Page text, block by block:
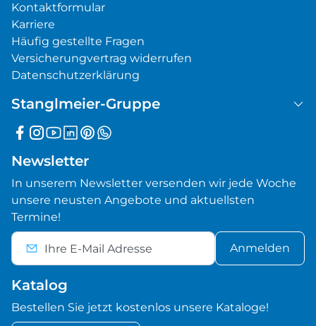
Kontaktformular
Karriere
Häufig gestellte Fragen
Versicherungvertrag widerrufen
Datenschutzerklärung
Stanglmeier-Gruppe
Newsletter
In unserem Newsletter versenden wir jede Woche
unsere neusten Angebote und aktuellsten
Termine!
Anmelden
Katalog
Bestellen Sie jetzt kostenlos unsere Kataloge!